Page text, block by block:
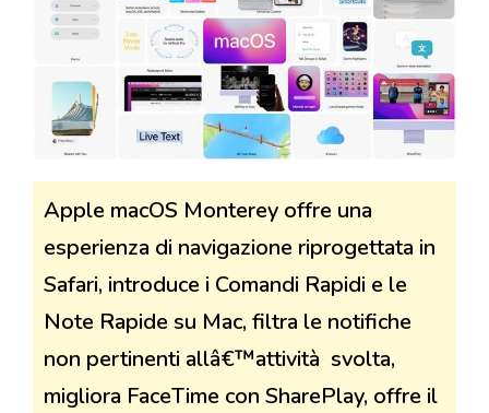
Apple macOS Monterey offre una
esperienza di navigazione riprogettata in
Safari, introduce i Comandi Rapidi e le
Note Rapide su Mac, filtra le notifiche
non pertinenti allâ€™attività svolta,
migliora FaceTime con SharePlay, offre il